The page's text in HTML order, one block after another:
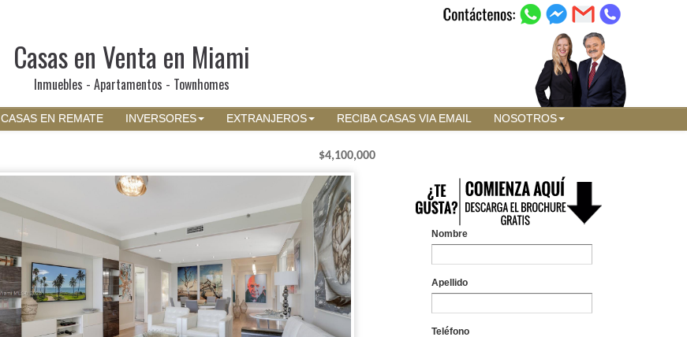
Casas en Venta en Miami
Inmuebles - Apartamentos - Townhomes
CASAS EN REMATE INVERSORES EXTRANJEROS RECIBA CASAS VIA EMAIL NOSOTROS
$4,100,000
Nombre
Apellido
Teléfono